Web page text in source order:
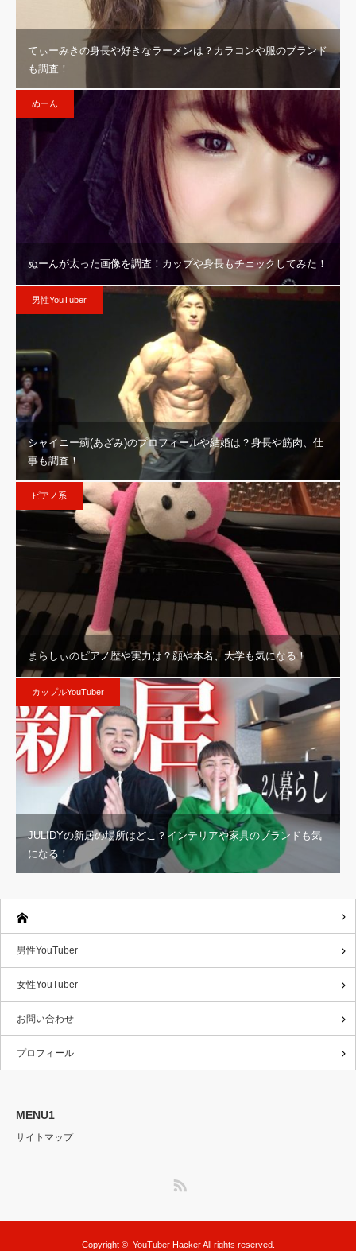
てぃーみきの身長や好きなラーメンは？カラコンや服のブランド
も調査！
ぬーん
ぬーんが太った画像を調査！カップや身長もチェックしてみた！
男性YouTuber
シャイニー薊(あざみ)のプロフィールや結婚は？身長や筋肉、仕
事も調査！
ピアノ系
まらしぃのピアノ歴や実力は？顔や本名、大学も気になる！
カップルYouTuber
JULIDYの新居の場所はどこ？インテリアや家具のブランドも気
になる！
男性YouTuber
女性YouTuber
お問い合わせ
プロフィール
MENU1
サイトマップ
Copyright © YouTuber HackerAll rights reserved.